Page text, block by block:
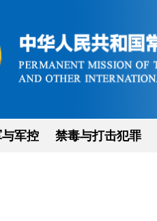
军控 禁毒与打击犯罪